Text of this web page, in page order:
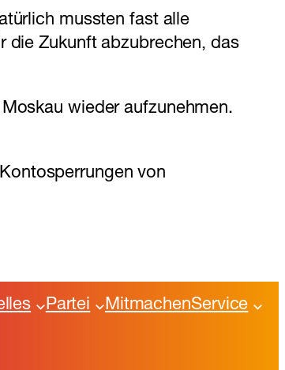
mussten fast alle
die Zukunft abzubrechen, das
wieder aufzunehmen.
von
Partei MitmachenService